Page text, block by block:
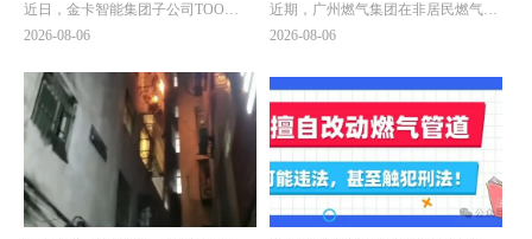
单落地！金卡智能国际化战略
近日，金卡智能集团子公司ТОО
"Goldcard Smart Group
克”）与ТОО "BTS Digital"（以下简
称“BTS Digital”）签署了智能燃气表
销售合同，订单总额折合人民币约8.9
亿元，是公司深耕中亚能源数字化赛
道的标志性重磅订单。
2026-08-06
原因曝光→
近期，广州燃气集团在非居民燃气安
全专项治理中，对两家拒不整改隐患
↓↓↓
2026-08-06